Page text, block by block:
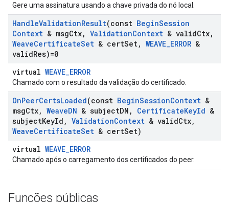
Gere uma assinatura usando a chave privada do nó local.
HandleValidationResult(const BeginSession
Context & msgCtx, ValidationContext & validCtx,
WeaveCertificateSet & certSet, WEAVE_ERROR &
validRes)=0
virtual WEAVE_ERROR
Chamado com o resultado da validação do certificado.
OnPeerCertsLoaded(const BeginSessionContext &
msgCtx, WeaveDN & subjectDN , CertificateKeyId &
subjectKeyId , ValidationContext & validCtx,
WeaveCertificateSet & certSet)
virtual WEAVE_ERROR
Chamado após o carregamento dos certificados do peer.
Funções públicas